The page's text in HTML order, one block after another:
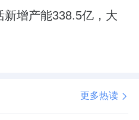
增产能338.5亿，大
更多热读